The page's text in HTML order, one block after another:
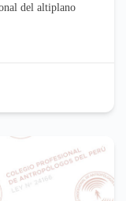
del altiplano